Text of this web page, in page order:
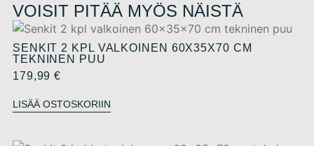
VOISIT PITÄÄ MYÖS NÄISTÄ
SENKIT 2 KPL VALKOINEN 60X35X70 CM
TEKNINEN PUU
179,99€
LISÄÄ OSTOSKORIIN